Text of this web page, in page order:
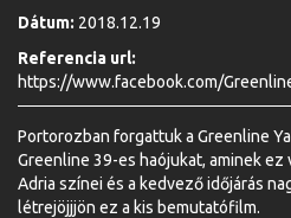
Dátum: 2018.12.19
Referencia url:
https://www.facebook.com/
Portorozban forgattuk a Greenline
Greenline 39-es haójukat, aminek
Adria színei és a kedvező időjárás
létrejöjjjön ez a kis bemutatófilm.